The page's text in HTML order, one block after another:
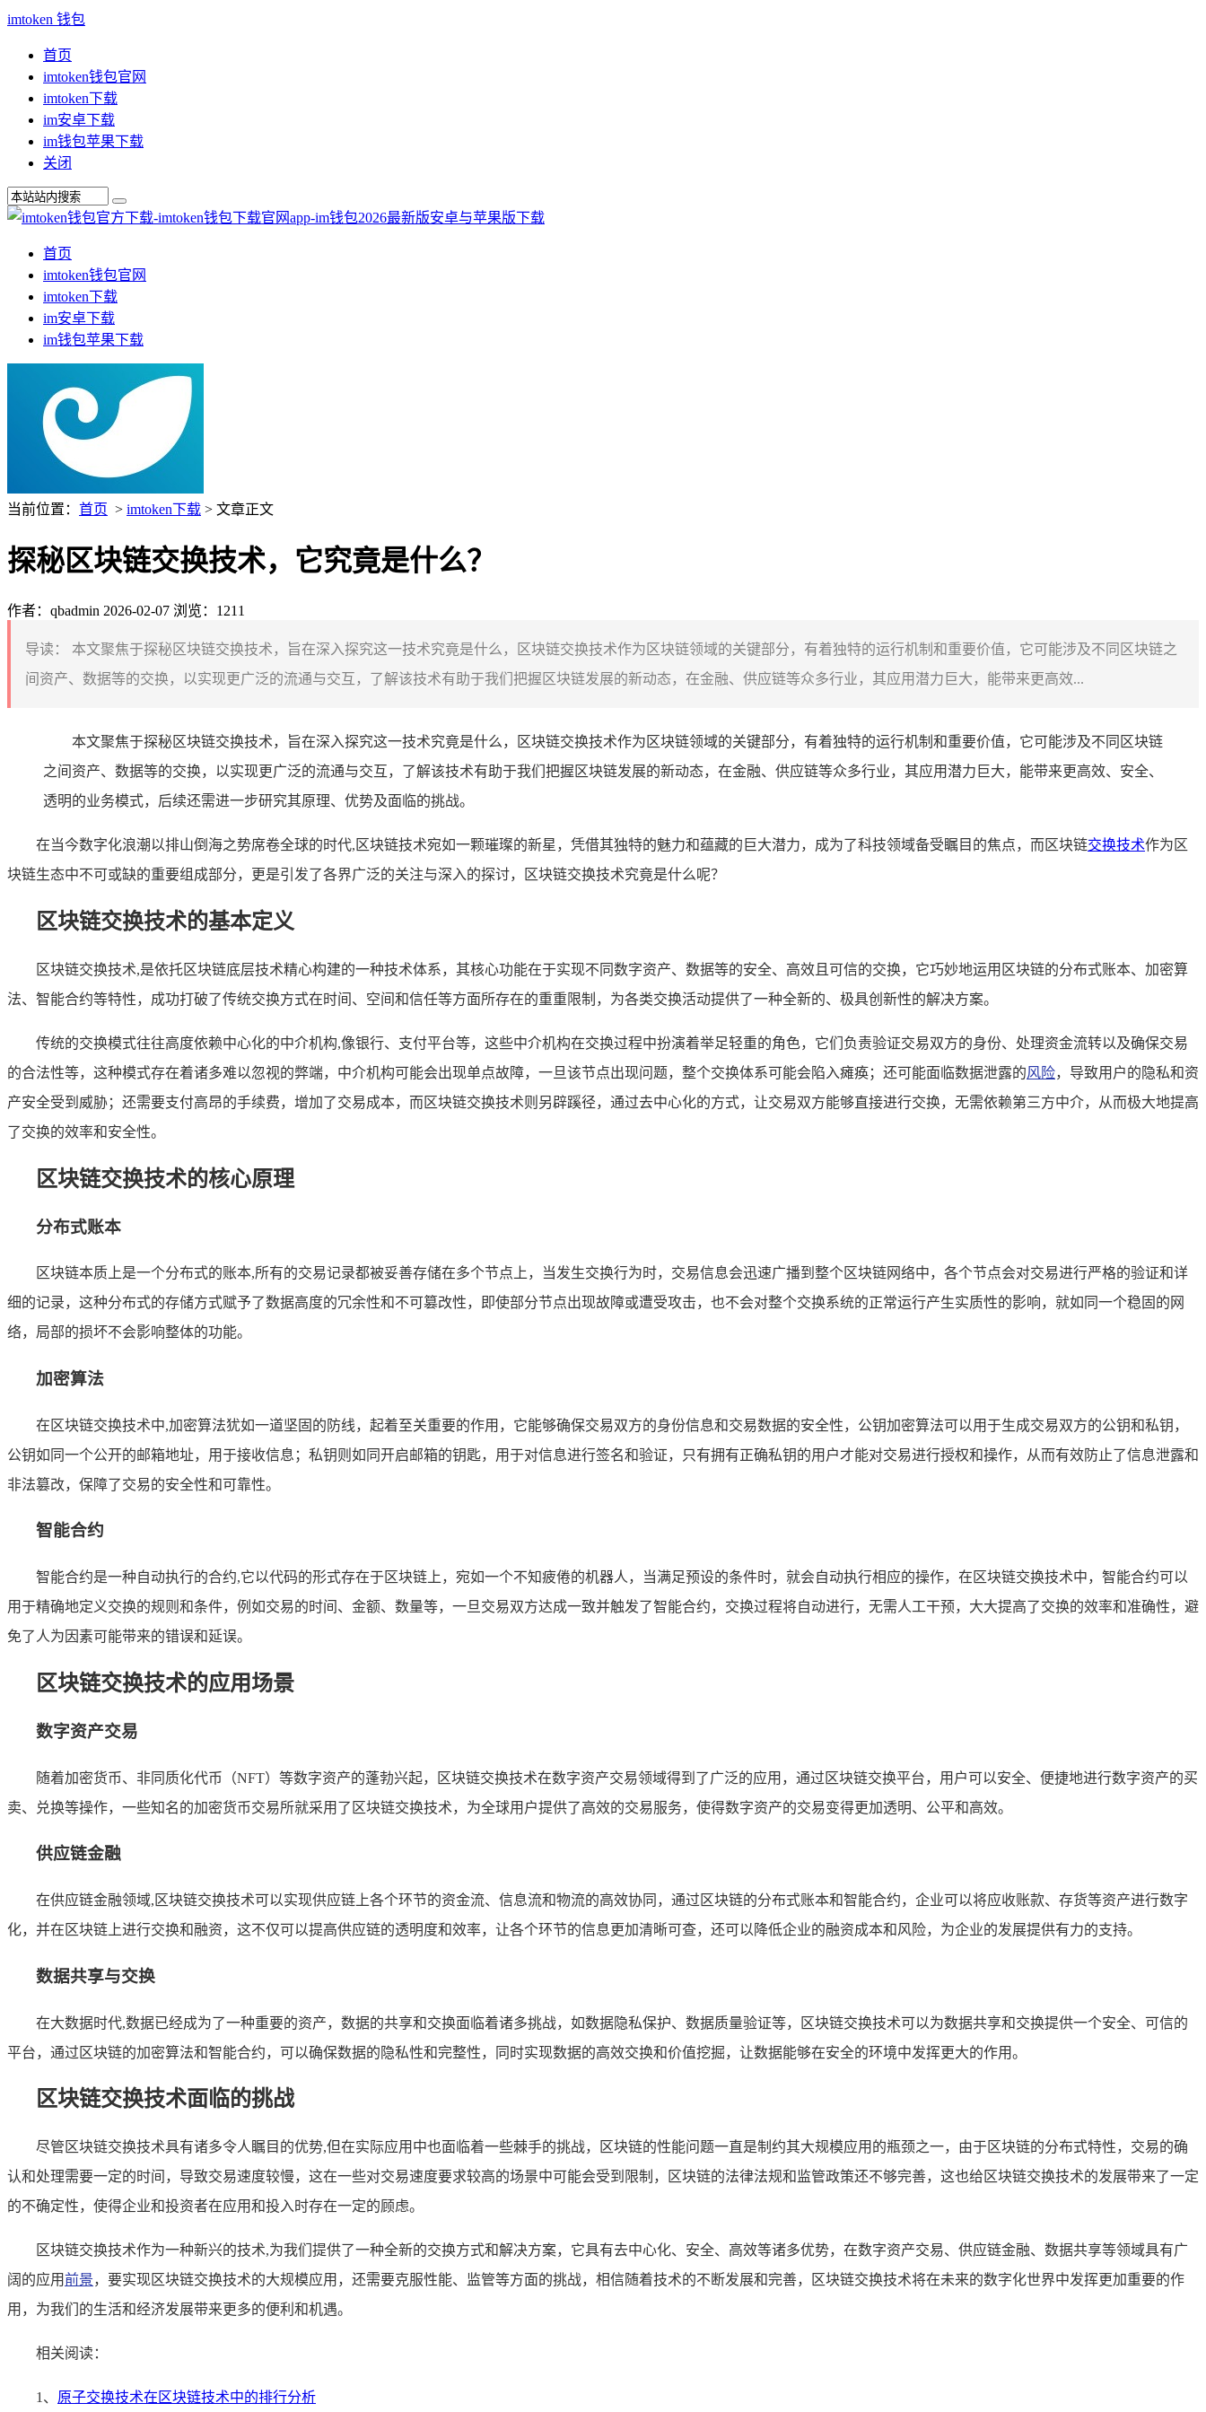
imtoken 钱包
首页
imtoken钱包官网
imtoken下载
im安卓下载
im钱包苹果下载
关闭
首页
imtoken钱包官网
imtoken下载
im安卓下载
im钱包苹果下载
当前位置： 首页 > imtoken下载 > 文章正文
探秘区块链交换技术，它究竟是什么？
作者：qbadmin 2026-02-07 浏览：1211
导读：
本文聚焦于探秘区块链交换技术，旨在深入探究这一技术究竟是什么，区块链交换技术作为区块链领域的关键部分，有着独特的运行机制和重要价值，它可能涉及不同区块链之
间资产、数据等的交换，以实现更广泛的流通与交互，了解该技术有助于我们把握区块链发展的新动态，在金融、供应链等众多行业，其应用潜力巨大，能带来更高效...
本文聚焦于探秘区块链交换技术，旨在深入探究这一技术究竟是什么，区块链交换技术作为区块链领域的关键部分，有着独特的运行机制和重要价值，它可能涉及不同区块链
之间资产、数据等的交换，以实现更广泛的流通与交互，了解该技术有助于我们把握区块链发展的新动态，在金融、供应链等众多行业，其应用潜力巨大，能带来更高效、安全、
透明的业务模式，后续还需进一步研究其原理、优势及面临的挑战。
在当今数字化浪潮以排山倒海之势席卷全球的时代,区块链技术宛如一颗璀璨的新星，凭借其独特的魅力和蕴藏的巨大潜力，成为了科技领域备受瞩目的焦点，而区块链交换技术作为区
块链生态中不可或缺的重要组成部分，更是引发了各界广泛的关注与深入的探讨，区块链交换技术究竟是什么呢？
区块链交换技术的基本定义
区块链交换技术,是依托区块链底层技术精心构建的一种技术体系，其核心功能在于实现不同数字资产、数据等的安全、高效且可信的交换，它巧妙地运用区块链的分布式账本、加密算
法、智能合约等特性，成功打破了传统交换方式在时间、空间和信任等方面所存在的重重限制，为各类交换活动提供了一种全新的、极具创新性的解决方案。
传统的交换模式往往高度依赖中心化的中介机构,像银行、支付平台等，这些中介机构在交换过程中扮演着举足轻重的角色，它们负责验证交易双方的身份、处理资金流转以及确保交易
的合法性等，这种模式存在着诸多难以忽视的弊端，中介机构可能会出现单点故障，一旦该节点出现问题，整个交换体系可能会陷入瘫痪；还可能面临数据泄露的风险，导致用户的隐私和资
产安全受到威胁；还需要支付高昂的手续费，增加了交易成本，而区块链交换技术则另辟蹊径，通过去中心化的方式，让交易双方能够直接进行交换，无需依赖第三方中介，从而极大地提高
了交换的效率和安全性。
区块链交换技术的核心原理
分布式账本
区块链本质上是一个分布式的账本,所有的交易记录都被妥善存储在多个节点上，当发生交换行为时，交易信息会迅速广播到整个区块链网络中，各个节点会对交易进行严格的验证和详
细的记录，这种分布式的存储方式赋予了数据高度的冗余性和不可篡改性，即使部分节点出现故障或遭受攻击，也不会对整个交换系统的正常运行产生实质性的影响，就如同一个稳固的网
络，局部的损坏不会影响整体的功能。
加密算法
在区块链交换技术中,加密算法犹如一道坚固的防线，起着至关重要的作用，它能够确保交易双方的身份信息和交易数据的安全性，公钥加密算法可以用于生成交易双方的公钥和私钥，
公钥如同一个公开的邮箱地址，用于接收信息；私钥则如同开启邮箱的钥匙，用于对信息进行签名和验证，只有拥有正确私钥的用户才能对交易进行授权和操作，从而有效防止了信息泄露和
非法篡改，保障了交易的安全性和可靠性。
智能合约
智能合约是一种自动执行的合约,它以代码的形式存在于区块链上，宛如一个不知疲倦的机器人，当满足预设的条件时，就会自动执行相应的操作，在区块链交换技术中，智能合约可以
用于精确地定义交换的规则和条件，例如交易的时间、金额、数量等，一旦交易双方达成一致并触发了智能合约，交换过程将自动进行，无需人工干预，大大提高了交换的效率和准确性，避
免了人为因素可能带来的错误和延误。
区块链交换技术的应用场景
数字资产交易
随着加密货币、非同质化代币（NFT）等数字资产的蓬勃兴起，区块链交换技术在数字资产交易领域得到了广泛的应用，通过区块链交换平台，用户可以安全、便捷地进行数字资产的买
卖、兑换等操作，一些知名的加密货币交易所就采用了区块链交换技术，为全球用户提供了高效的交易服务，使得数字资产的交易变得更加透明、公平和高效。
供应链金融
在供应链金融领域,区块链交换技术可以实现供应链上各个环节的资金流、信息流和物流的高效协同，通过区块链的分布式账本和智能合约，企业可以将应收账款、存货等资产进行数字
化，并在区块链上进行交换和融资，这不仅可以提高供应链的透明度和效率，让各个环节的信息更加清晰可查，还可以降低企业的融资成本和风险，为企业的发展提供有力的支持。
数据共享与交换
在大数据时代,数据已经成为了一种重要的资产，数据的共享和交换面临着诸多挑战，如数据隐私保护、数据质量验证等，区块链交换技术可以为数据共享和交换提供一个安全、可信的
平台，通过区块链的加密算法和智能合约，可以确保数据的隐私性和完整性，同时实现数据的高效交换和价值挖掘，让数据能够在安全的环境中发挥更大的作用。
区块链交换技术面临的挑战
尽管区块链交换技术具有诸多令人瞩目的优势,但在实际应用中也面临着一些棘手的挑战，区块链的性能问题一直是制约其大规模应用的瓶颈之一，由于区块链的分布式特性，交易的确
认和处理需要一定的时间，导致交易速度较慢，这在一些对交易速度要求较高的场景中可能会受到限制，区块链的法律法规和监管政策还不够完善，这也给区块链交换技术的发展带来了一定
的不确定性，使得企业和投资者在应用和投入时存在一定的顾虑。
区块链交换技术作为一种新兴的技术,为我们提供了一种全新的交换方式和解决方案，它具有去中心化、安全、高效等诸多优势，在数字资产交易、供应链金融、数据共享等领域具有广
阔的应用前景，要实现区块链交换技术的大规模应用，还需要克服性能、监管等方面的挑战，相信随着技术的不断发展和完善，区块链交换技术将在未来的数字化世界中发挥更加重要的作
用，为我们的生活和经济发展带来更多的便利和机遇。
相关阅读：
1、 原子交换技术在区块链技术中的排行分析